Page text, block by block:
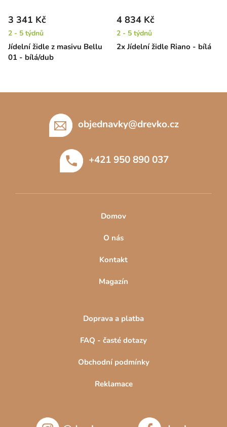
Jídelní židle z masivu Bellu
01 - bílá/dub
3 341 Kč
2 - 5 týdnů
2x Jídelní židle Riano - bílá
4 834 Kč
2 - 5 týdnů
objednavky@drevko.cz
+421 950 890 037
Domov
O nás
Kontakt
Magazín
Doprava a platba
FAQ - časté dotazy
Obchodní podmínky
Reklamace